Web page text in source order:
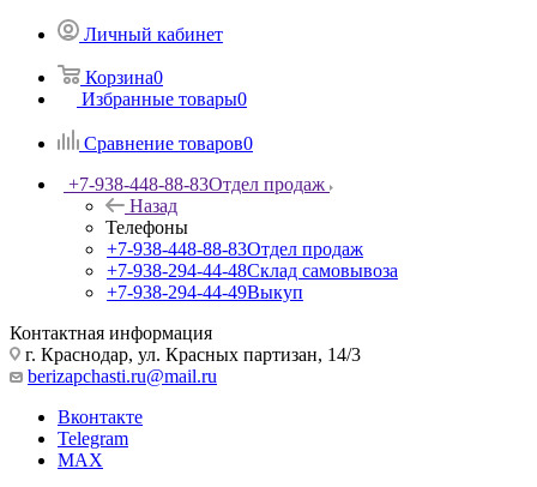
Личный кабинет
Корзина0
Избранные товары0
Сравнение товаров0
+7-938-448-88-83Отдел продаж
Назад
Телефоны
+7-938-448-88-83Отдел продаж
+7-938-294-44-48Склад самовывоза
+7-938-294-44-49Выкуп
Контактная информация
г. Краснодар, ул. Красных партизан, 14/3
berizapchasti.ru@mail.ru
Вконтакте
Telegram
MAX